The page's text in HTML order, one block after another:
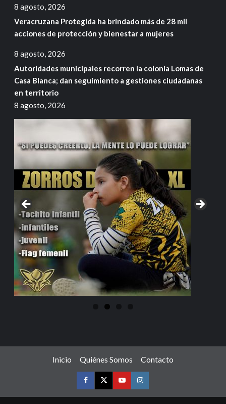
8 agosto, 2026
Veracruzana Protegida ha brindado más de 28 mil
acciones de protección y bienestar a mujeres
8 agosto, 2026
Autoridades municipales recorren la colonia Lomas de
Casa Blanca; dan seguimiento a gestiones ciudadanas
en territorio
8 agosto, 2026
Inicio Quiénes Somos Contacto